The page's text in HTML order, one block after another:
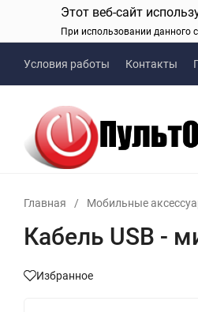
Этот веб-сайт
При использовании данного
Условия работы Контакты
Главная / Мобильные
Кабель USB -
Избранное